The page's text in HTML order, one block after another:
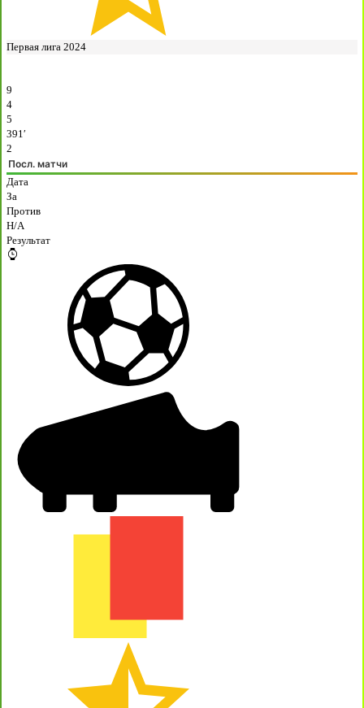
Первая лига 2024
9
4
5
391′
2
Посл. матчи
Дата
За
Против
H/A
Результат